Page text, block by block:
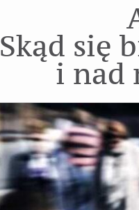
Skąd się
i nad